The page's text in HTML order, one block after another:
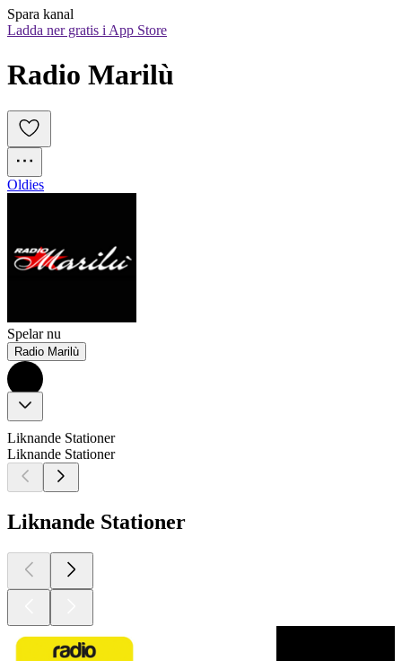
Spara kanal
Ladda ner gratis i App Store
Radio Marilù
Oldies
Spelar nu
Radio Marilù
Liknande Stationer
Liknande Stationer
Liknande Stationer